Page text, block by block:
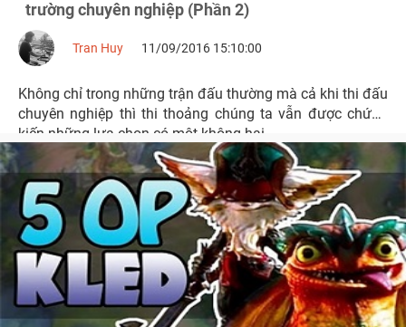
trường chuyên nghiệp (Phần 2)
Tran Huy 11/09/2016 15:10:00
Không chỉ trong những trận đấu thường mà cả khi thi đấu
chuyên nghiệp thì thi thoảng chúng ta vẫn được chứng
kiến những lựa chọn có một không hai.